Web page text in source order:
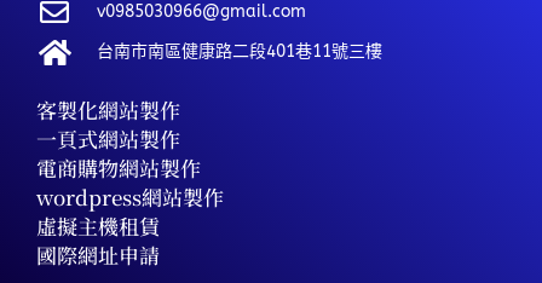
v0985030966@gmail.com
台南市南區健康路二段401巷11號三樓
客製化網站製作
一頁式網站製作
電商購物網站製作
wordpress網站製作
虛擬主機租賃
國際網址申請